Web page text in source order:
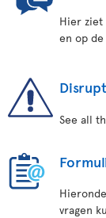
Hier ziet
en op
See all
vragen